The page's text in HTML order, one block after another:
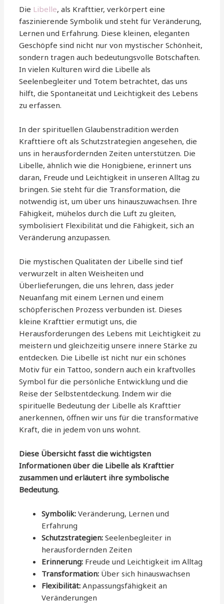
Die Libelle, als Krafttier, verkörpert eine
faszinierende Symbolik und steht für Veränderung,
Lernen und Erfahrung. Diese kleinen, eleganten
Geschöpfe sind nicht nur von mystischer Schönheit,
sondern tragen auch bedeutungsvolle Botschaften.
In vielen Kulturen wird die Libelle als
Seelenbegleiter und Totem betrachtet, das uns
hilft, die Spontaneität und Leichtigkeit des Lebens
zu erfassen.
In der spirituellen Glaubenstradition werden
Krafttiere oft als Schutzstrategien angesehen, die
uns in herausfordernden Zeiten unterstützen. Die
Libelle, ähnlich wie die Honigbiene, erinnert uns
daran, Freude und Leichtigkeit in unseren Alltag zu
bringen. Sie steht für die Transformation, die
notwendig ist, um über uns hinauszuwachsen. Ihre
Fähigkeit, mühelos durch die Luft zu gleiten,
symbolisiert Flexibilität und die Fähigkeit, sich an
Veränderung anzupassen.
Die mystischen Qualitäten der Libelle sind tief
verwurzelt in alten Weisheiten und
Überlieferungen, die uns lehren, dass jeder
Neuanfang mit einem Lernen und einem
schöpferischen Prozess verbunden ist. Dieses
kleine Krafttier ermutigt uns, die
Herausforderungen des Lebens mit Leichtigkeit zu
meistern und gleichzeitig unsere innere Stärke zu
entdecken. Die Libelle ist nicht nur ein schönes
Motiv für ein Tattoo, sondern auch ein kraftvolles
Symbol für die persönliche Entwicklung und die
Reise der Selbstentdeckung. Indem wir die
spirituelle Bedeutung der Libelle als Krafttier
anerkennen, öffnen wir uns für die transformative
Kraft, die in jedem von uns wohnt.
Diese Übersicht fasst die wichtigsten
Informationen über die Libelle als Krafttier
zusammen und erläutert ihre symbolische
Bedeutung.
Symbolik: Veränderung, Lernen und
Erfahrung
Schutzstrategien: Seelenbegleiter in
herausfordernden Zeiten
Erinnerung: Freude und Leichtigkeit im Alltag
Transformation: Über sich hinauswachsen
Flexibilität: Anpassungsfähigkeit an
Veränderungen